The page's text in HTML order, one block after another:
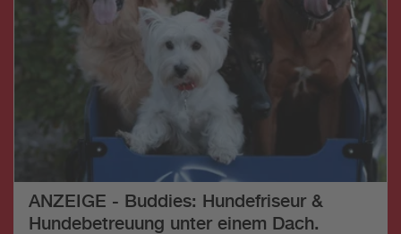
ANZEIGE - Buddies: Hundefriseur &
Hundebetreuung unter einem Dach.